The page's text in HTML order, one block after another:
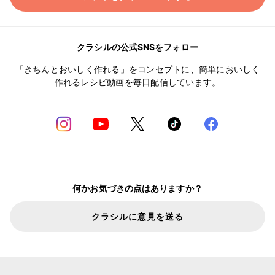
クラシルの公式SNSをフォロー
「きちんとおいしく作れる」をコンセプトに、簡単においしく
作れるレシピ動画を毎日配信しています。
何かお気づきの点はありますか？
クラシルに意見を送る